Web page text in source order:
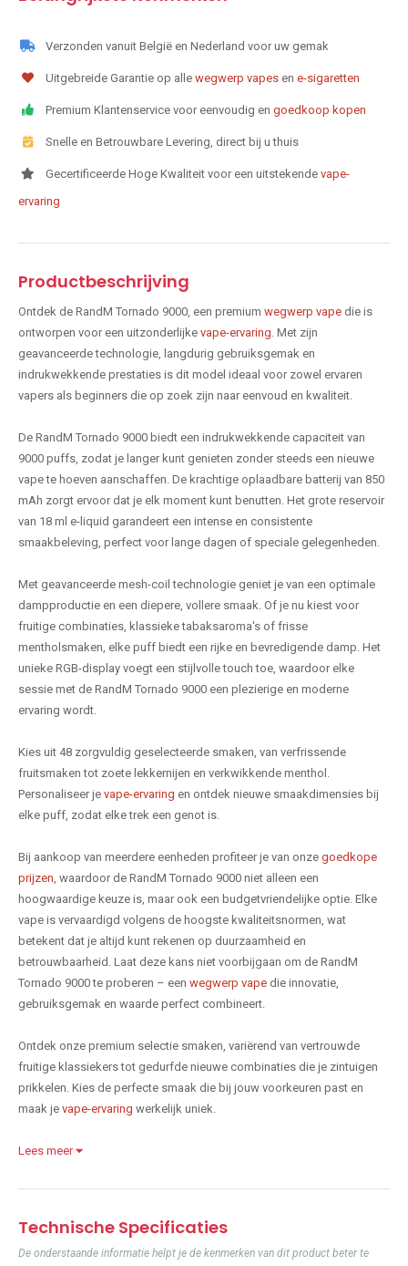
Verzonden vanuit België en Nederland voor uw gemak
Uitgebreide Garantie op alle wegwerp vapes en e-sigaretten
Premium Klantenservice voor eenvoudig en goedkoop kopen
Snelle en Betrouwbare Levering, direct bij u thuis
Gecertificeerde Hoge Kwaliteit voor een uitstekende vape-
ervaring
Productbeschrijving
Ontdek de RandM Tornado 9000, een premium wegwerp vape die is
ontworpen voor een uitzonderlijke vape-ervaring . Met zijn
geavanceerde technologie, langdurig gebruiksgemak en
indrukwekkende prestaties is dit model ideaal voor zowel ervaren
vapers als beginners die op zoek zijn naar eenvoud en kwaliteit.
De RandM Tornado 9000 biedt een indrukwekkende capaciteit van
9000 puffs, zodat je langer kunt genieten zonder steeds een nieuwe
vape te hoeven aanschaffen. De krachtige oplaadbare batterij van 850
mAh zorgt ervoor dat je elk moment kunt benutten. Het grote reservoir
van 18 ml e-liquid garandeert een intense en consistente
smaakbeleving, perfect voor lange dagen of speciale gelegenheden.
Met geavanceerde mesh-coil technologie geniet je van een optimale
dampproductie en een diepere, vollere smaak. Of je nu kiest voor
fruitige combinaties, klassieke tabaksaroma's of frisse
mentholsmaken, elke puff biedt een rijke en bevredigende damp. Het
unieke RGB-display voegt een stijlvolle touch toe, waardoor elke
sessie met de RandM Tornado 9000 een plezierige en moderne
ervaring wordt.
Kies uit 48 zorgvuldig geselecteerde smaken, van verfrissende
fruitsmaken tot zoete lekkernijen en verkwikkende menthol.
Personaliseer je vape-ervaring en ontdek nieuwe smaakdimensies bij
elke puff, zodat elke trek een genot is.
Bij aankoop van meerdere eenheden profiteer je van onze goedkope
prijzen , waardoor de RandM Tornado 9000 niet alleen een
hoogwaardige keuze is, maar ook een budgetvriendelijke optie. Elke
vape is vervaardigd volgens de hoogste kwaliteitsnormen, wat
betekent dat je altijd kunt rekenen op duurzaamheid en
betrouwbaarheid. Laat deze kans niet voorbijgaan om de RandM
Tornado 9000 te proberen – een wegwerp vape die innovatie,
gebruiksgemak en waarde perfect combineert.
Ontdek onze premium selectie smaken, variërend van vertrouwde
fruitige klassiekers tot gedurfde nieuwe combinaties die je zintuigen
prikkelen. Kies de perfecte smaak die bij jouw voorkeuren past en
maak je vape-ervaring werkelijk uniek.
Lees meer
Technische Specificaties
De onderstaande informatie helpt je de kenmerken van dit product beter te